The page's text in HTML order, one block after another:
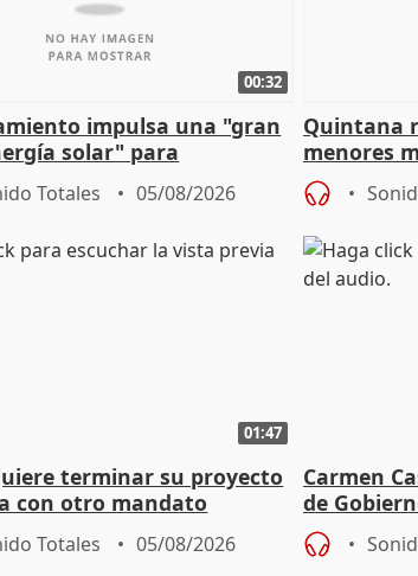
00:32
impulsa una "gran
solar" para
Totales 05/08/2026
Quintana
menores
01:47
terminar su proyecto
con otro mandato
Totales 05/08/2026
Carmen
de
de Pérez de